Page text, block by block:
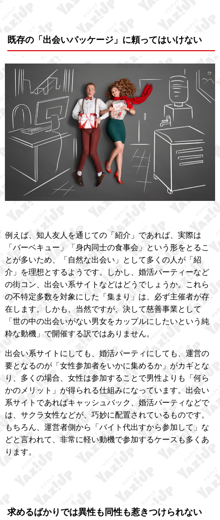
既存の「出会いパッケージ」に頼ってはいけない
例えば、知人友人を通じての「紹介」であれば、実際は
「バーベキュー」「身内同士の食事会」という形をとるこ
とが多いため、「自然な出会い」として多くの人が「紹
介」を理想とするようです。しかし、婚活パーティーなど
の街コン、出会い系サイトなどはどうでしょうか。これら
の不特定多数を対象にした「集まり」は、必ず主催者が存
在します。しかも、当然ですが、決して慈善事業として
「世の中の出会いがない男女をカップルにしたいという純
粋な動機」で開催する訳ではありません。
出会い系サイトにしても、婚活パーティにしても、運営の
要となるのが「女性参加者をいかに集めるか」がカギとな
り、多くの場合、女性は参加することで男性よりも「何ら
かのメリット」が得られる仕組みになっています。出会い
系サイトであればキャッシュバック、婚活パーティなどで
は、サクラ女性などが、巧妙に配置されているものです。
もちろん、運営者側から「バイト代出すから参加して」な
どと言われて、非常に軽い動機で参加するケースも多くあ
ります。
求めるばかりでは異性も同性も惹きつけられない